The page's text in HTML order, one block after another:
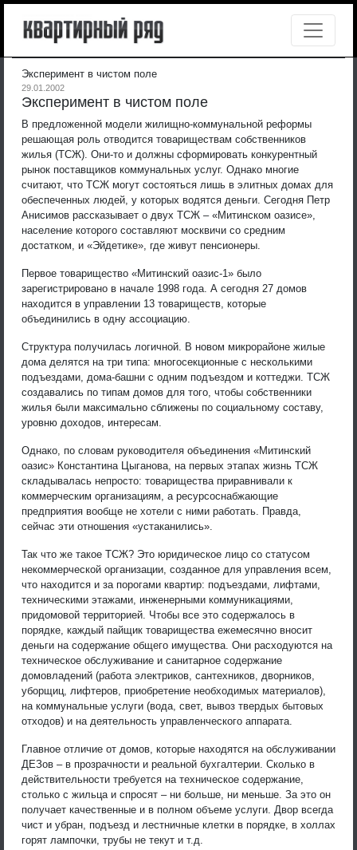
Эксперимент в чистом поле
29.01.2002
Эксперимент в чистом поле
В предложенной модели жилищно-коммунальной реформы
решающая роль отводится товариществам собственников
жилья (ТСЖ). Они-то и должны сформировать конкурентный
рынок поставщиков коммунальных услуг. Однако многие
считают, что ТСЖ могут состояться лишь в элитных домах для
обеспеченных людей, у которых водятся деньги. Сегодня Петр
Анисимов рассказывает о двух ТСЖ – «Митинском оазисе»,
население которого составляют москвичи со средним
достатком, и «Эйдетике», где живут пенсионеры.
Первое товарищество «Митинский оазис-1» было
зарегистрировано в начале 1998 года. А сегодня 27 домов
находится в управлении 13 товариществ, которые
объединились в одну ассоциацию.
Структура получилась логичной. В новом микрорайоне жилые
дома делятся на три типа: многосекционные с несколькими
подъездами, дома-башни с одним подъездом и коттеджи. ТСЖ
создавались по типам домов для того, чтобы собственники
жилья были максимально сближены по социальному составу,
уровню доходов, интересам.
Однако, по словам руководителя объединения «Митинский
оазис» Константина Цыганова, на первых этапах жизнь ТСЖ
складывалась непросто: товарищества приравнивали к
коммерческим организациям, а ресурсоснабжающие
предприятия вообще не хотели с ними работать. Правда,
сейчас эти отношения «устаканились».
Так что же такое ТСЖ? Это юридическое лицо со статусом
некоммерческой организации, созданное для управления всем,
что находится и за порогами квартир: подъездами, лифтами,
техническими этажами, инженерными коммуникациями,
придомовой территорией. Чтобы все это содержалось в
порядке, каждый пайщик товарищества ежемесячно вносит
деньги на содержание общего имущества. Они расходуются на
техническое обслуживание и санитарное содержание
домовладений (работа электриков, сантехников, дворников,
уборщиц, лифтеров, приобретение необходимых материалов),
на коммунальные услуги (вода, свет, вывоз твердых бытовых
отходов) и на деятельность управленческого аппарата.
Главное отличие от домов, которые находятся на обслуживании
ДЕЗов – в прозрачности и реальной бухгалтерии. Сколько в
действительности требуется на техническое содержание,
столько с жильца и спросят – ни больше, ни меньше. За это он
получает качественные и в полном объеме услуги. Двор всегда
чист и убран, подъезд и лестничные клетки в порядке, в холлах
горят лампочки, трубы не текут и т.д.